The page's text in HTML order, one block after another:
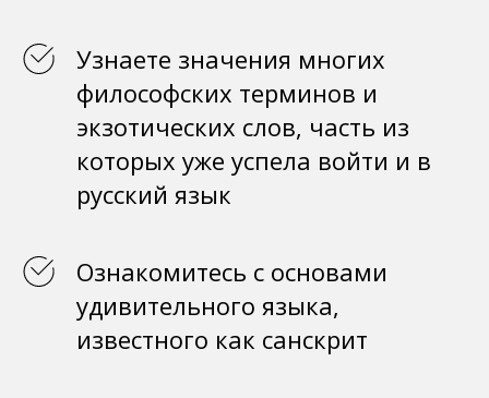
Узнаете значения многих
философских терминов и
экзотических слов, часть из
которых уже успела войти и в
русский язык
Ознакомитесь с основами
удивительного языка,
известного как санскрит